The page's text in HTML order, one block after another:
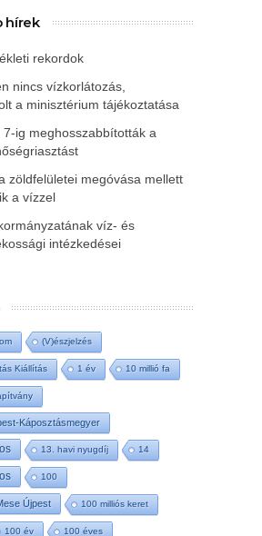
hírek
rekordok
nincs vízkorlátozás,
a minisztérium tájékoztatása
7-ig meghosszabbították a
zöldfelületei megóvása mellett
a vízzel
víz- és
intézkedései
(V)észjelzés
Kiállítás 1 év 10 millió fa
Káposztásmegyer
13. havi nyugdíj 14
100
Újpest 100 milliós keret
100 év 100 éves